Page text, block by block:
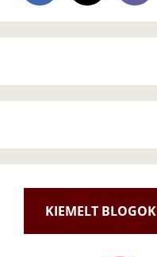
KIEMELT BLOGOK